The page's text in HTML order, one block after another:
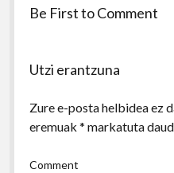
Be First to Comment
Utzi erantzuna
Zure e-posta helbidea ez
eremuak * markatuta
Comment